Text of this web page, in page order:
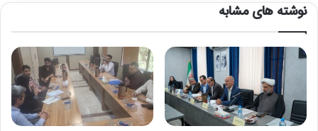
نوشته های مشابه